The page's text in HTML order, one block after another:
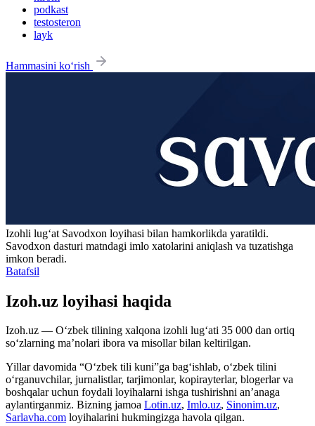
podkast
testosteron
layk
Hammasini ko‘rish
Izohli lugʻat Savodxon loyihasi bilan hamkorlikda yaratildi.
Savodxon dasturi matndagi imlo xatolarini aniqlash va tuzatishga
imkon beradi.
Batafsil
Izoh.uz loyihasi haqida
Izoh.uz — O‘zbek tilining xalqona izohli lug‘ati 35 000 dan ortiq
so‘zlarning ma’nolari ibora va misollar bilan keltirilgan.
Yillar davomida “O‘zbek tili kuni”ga bag‘ishlab, o‘zbek tilini
o‘rganuvchilar, jurnalistlar, tarjimonlar, kopirayterlar, blogerlar va
boshqalar uchun foydali loyihalarni ishga tushirishni an’anaga
aylantirganmiz. Bizning jamoa Lotin.uz, Imlo.uz, Sinonim.uz,
Sarlavha.com loyihalarini hukmingizga havola qilgan.